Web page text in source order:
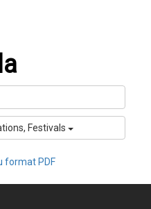
Festivals
format PDF